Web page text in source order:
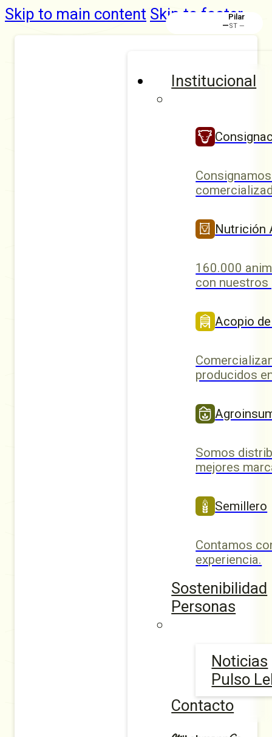
Skip to main content Skip to footer
Institucional
Nutrición
160.000
con
Acopio
producidos
Somos
mejores
Semillero
Contamos
experiencia.
Sostenibilidad
Personas
Noticias
Pulso
Contacto
Pilar
—ST —